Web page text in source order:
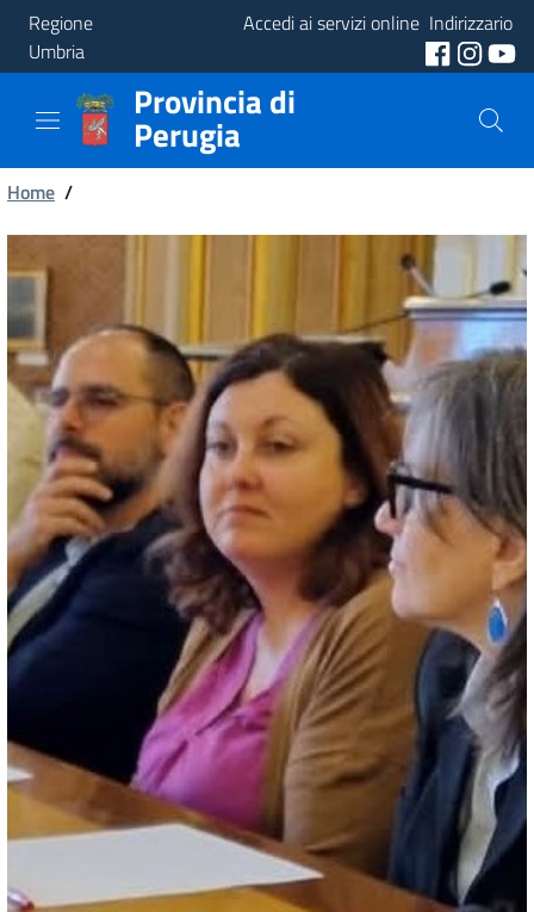
Regione
Umbria
Accedi ai servizi online Indirizzario
Provincia
Aree
Tematiche
Servizi
Provincia di
Perugia
Briciole
di
pane
Home /